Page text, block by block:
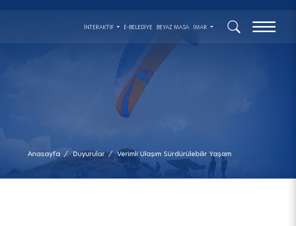
İNTERAKTIF E-BELEDİYE BEYAZ MASA İMAR
Anasayfa / Duyurular / Verimli Ulaşım Sürdürülebilir Yaşam